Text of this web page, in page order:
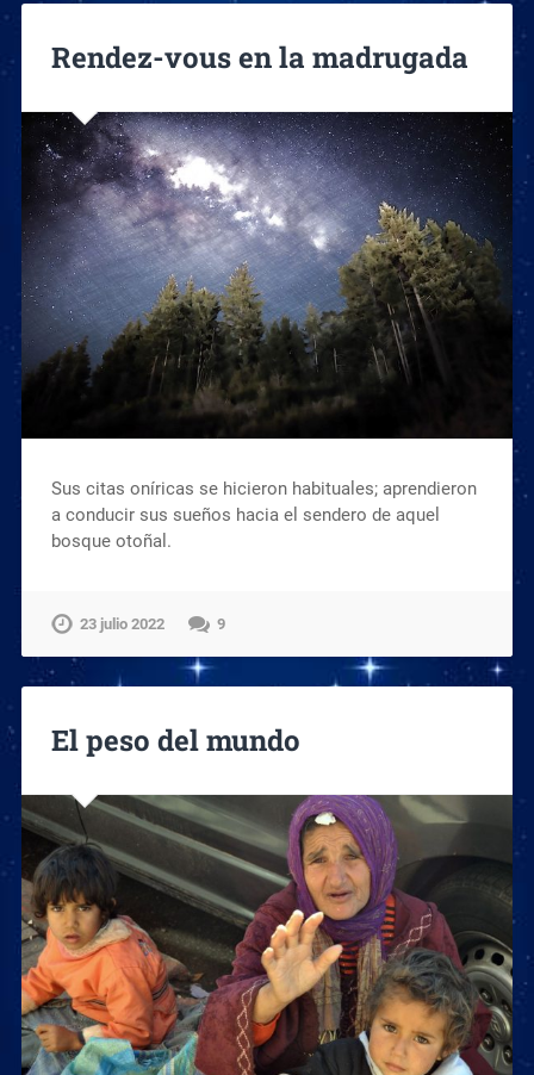
Rendez-vous en la madrugada
Sus citas oníricas se hicieron habituales; aprendieron
a conducir sus sueños hacia el sendero de aquel
bosque otoñal.
23 julio 2022 9
El peso del mundo